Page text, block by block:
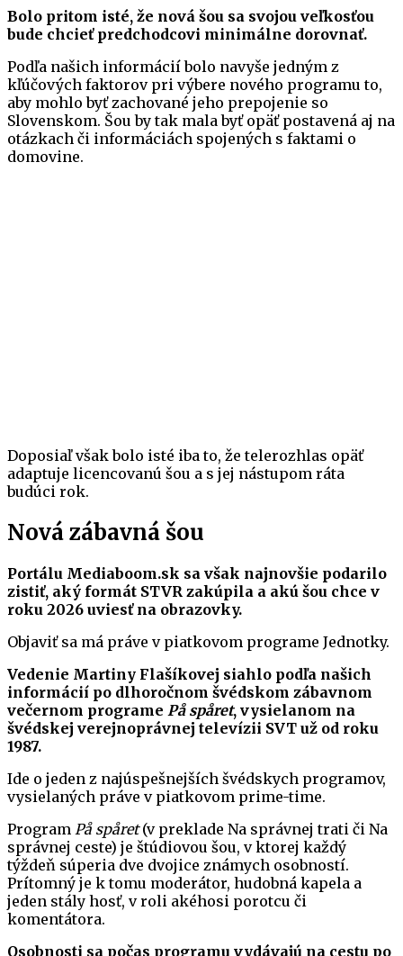
Bolo pritom isté, že nová šou sa svojou veľkosťou
bude chcieť predchodcovi minimálne dorovnať.
Podľa našich informácií bolo navyše jedným z
kľúčových faktorov pri výbere nového programu to,
aby mohlo byť zachované jeho prepojenie so
Slovenskom. Šou by tak mala byť opäť postavená aj na
otázkach či informáciách spojených s faktami o
domovine.
Doposiaľ však bolo isté iba to, že telerozhlas opäť
adaptuje licencovanú šou a s jej nástupom ráta
budúci rok.
Nová zábavná šou
Portálu Mediaboom.sk sa však najnovšie podarilo
zistiť, aký formát STVR zakúpila a akú šou chce v
roku 2026 uviesť na obrazovky.
Objaviť sa má práve v piatkovom programe Jednotky.
Vedenie Martiny Flašíkovej siahlo podľa našich
informácií po dlhoročnom švédskom zábavnom
večernom programe På spåret, vysielanom na
švédskej verejnoprávnej televízii SVT už od roku
1987.
Ide o jeden z najúspešnejších švédskych programov,
vysielaných práve v piatkovom prime-time.
Program På spåret(v preklade Na správnej trati či Na
správnej ceste) je štúdiovou šou, v ktorej každý
týždeň súperia dve dvojice známych osobností.
Prítomný je k tomu moderátor, hudobná kapela a
jeden stály hosť, v roli akéhosi porotcu či
komentátora.
Osobnosti sa počas programu vydávajú na cestu po